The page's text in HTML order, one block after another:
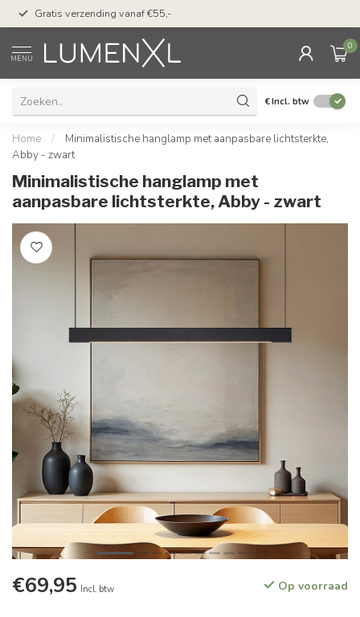
Gratis verzending vanaf €55,-
MENU
0
€Incl. btw
Home /
Minimalistische hanglamp met aanpasbare lichtsterkte,
Abby - zwart
Minimalistische hanglamp met
aanpasbare lichtsterkte, Abby - zwart
€69,95 Incl. btw Op voorraad